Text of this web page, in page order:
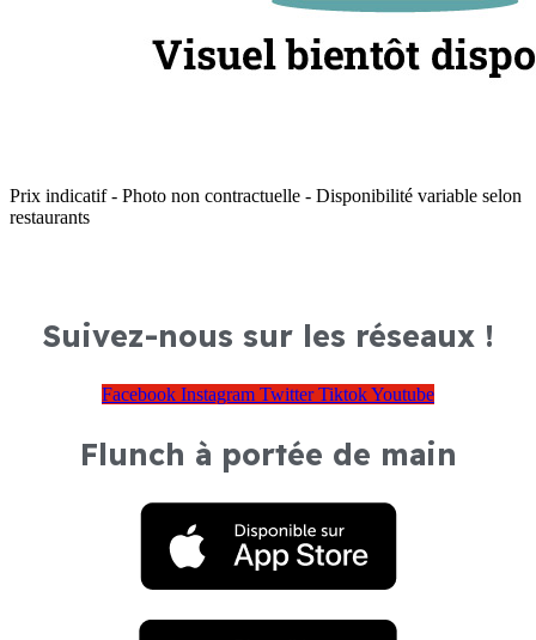
Prix indicatif - Photo non contractuelle - Disponibilité variable selon
restaurants
Suivez-nous sur les réseaux !
Facebook Instagram Twitter TiktokYoutube
Flunch à portée de main